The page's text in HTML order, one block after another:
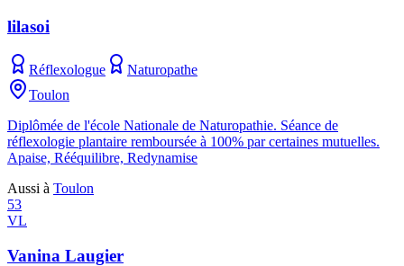
lilasoi
Réflexologue
Naturopathe
Toulon
Diplômée de l'école Nationale de Naturopathie. Séance de
réflexologie plantaire remboursée à 100% par certaines mutuelles.
Apaise, Rééquilibre, Redynamise
Aussi à Toulon
53
VL
Vanina Laugier